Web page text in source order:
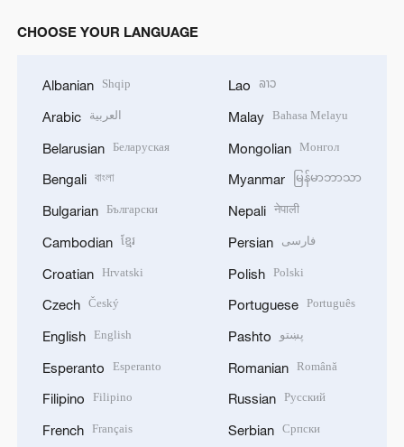
CHOOSE YOUR LANGUAGE
Albanian Shqip
Arabic العربية
Belarusian Беларуская
Bengali বাংলা
Bulgarian Български
Cambodian ខ្មែរ
Croatian Hrvatski
Czech Český
English English
Esperanto Esperanto
Filipino Filipino
French Français
Lao ລາວ
Malay Bahasa Melayu
Mongolian Монгол
Myanmar မြန်မာဘာသာ
Nepali नेपाली
Persian فارسی
Polish Polski
Portuguese Português
Pashto پښتو
Romanian Română
Russian Русский
Serbian Српски